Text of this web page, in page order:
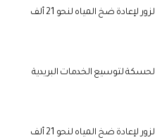
تأهيل محطة مياه مراط بدير الزور لإعادة ضخ المياه لنحو 21 ألف
لتوسيع الخدمات البريدية
تأهيل محطة مياه مراط بدير الزور لإعادة ضخ المياه لنحو 21 ألف